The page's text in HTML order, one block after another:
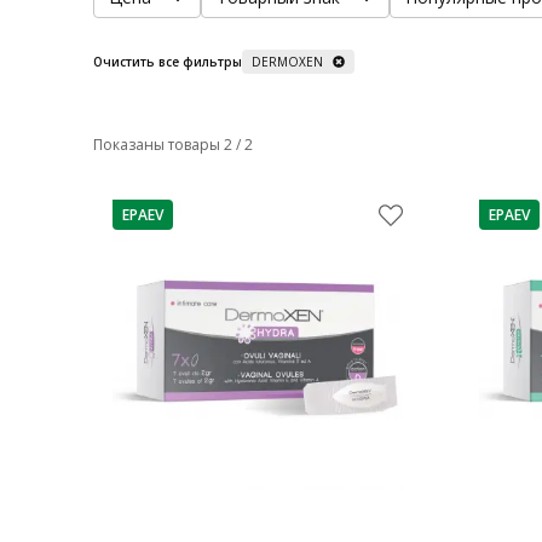
Очистить все фильтры DERMOXEN
Показаны товары 2 / 2
nõuanne
EPAEV EPAEV